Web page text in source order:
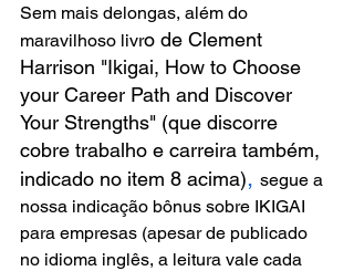
Sem mais delongas, além do
maravilhoso livro de Clement
Harrison "Ikigai, How to Choose
your Career Path and Discover
Your Strengths" (que discorre
cobre trabalho e carreira também,
indicado no item 8 acima), segue a
nossa indicação bônus sobre IKIGAI
para empresas (apesar de publicado
no idioma inglês, a leitura vale cada